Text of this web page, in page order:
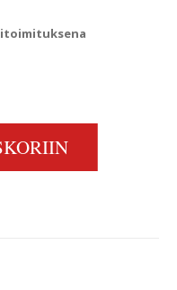
VALKOINEN/MUSTA